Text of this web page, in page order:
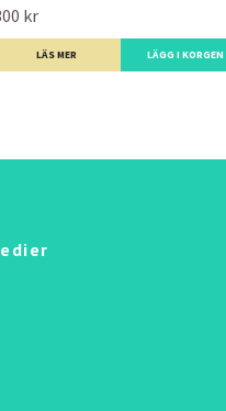
kr
LÄS MER LÄGG I KORGEN